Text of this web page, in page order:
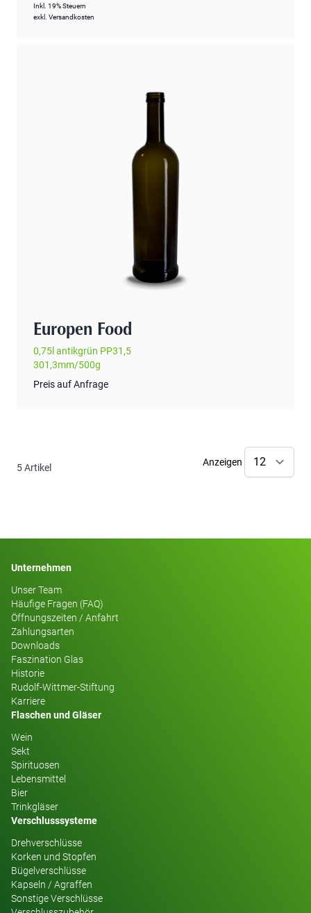
Inkl. 19% Steuern
exkl. Versandkosten
Europen Food
0,75l antikgrün PP31,5
301,3mm/500g
Preis auf Anfrage
5Artikel Anzeigen
Unternehmen
Unser Team
Häufige Fragen (FAQ)
Öffnungszeiten / Anfahrt
Zahlungsarten
Downloads
Faszination Glas
Historie
Rudolf-Wittmer-Stiftung
Karriere
Flaschen und Gläser
Wein
Sekt
Spirituosen
Lebensmittel
Bier
Trinkgläser
Verschlusssysteme
Drehverschlüsse
Korken und Stopfen
Bügelverschlüsse
Kapseln / Agraffen
Sonstige Verschlüsse